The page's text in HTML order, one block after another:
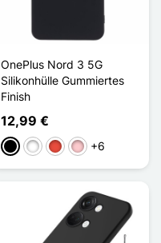
OnePlus Nord 3 5G
Silikonhülle Gummiertes
Finish
12,99 €
Schwarz
WeißRot Pink+6